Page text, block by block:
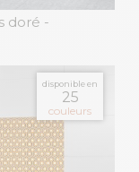
doré -
disponible en
25
couleurs